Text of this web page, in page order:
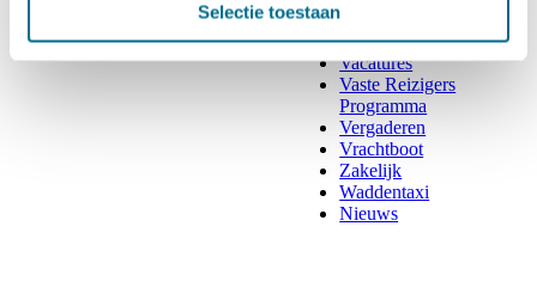
Selectie toestaanOrganisatie
Privacy & Cookies
Vacatures
Vaste Reizigers
Programma
Vergaderen
Vrachtboot
Zakelijk
Waddentaxi
Nieuws